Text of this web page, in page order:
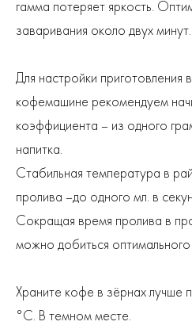
гамма потеряет яркость.
заваривания около двух минут.
Для настройки приготовления
кофемашине рекомендуем
коэффициента – из одного
напитка.
Стабильная температура в
пролива –до одного мл. в
Сокращая время пролива в
можно добиться оптимального
Храните кофе в зёрнах лучше
°С. В темном месте.